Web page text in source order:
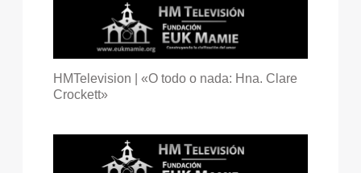
HMTelevision | «O todo o nada: Hna. Clare
Crockett»